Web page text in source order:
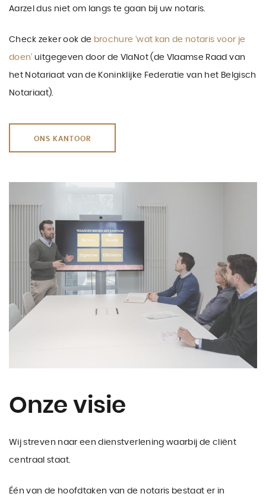
Aarzel dus niet om langs te gaan bij uw notaris.
Check zeker ook de brochure ‘wat kan de notaris voor je
doen’ uitgegeven door de VlaNot (de Vlaamse Raad van
het Notariaat van de Koninklijke Federatie van het Belgisch
Notariaat).
ONS KANTOOR
Onze visie
Wij streven naar een dienstverlening waarbij de cliënt
centraal staat.
Één van de hoofdtaken van de notaris bestaat er in